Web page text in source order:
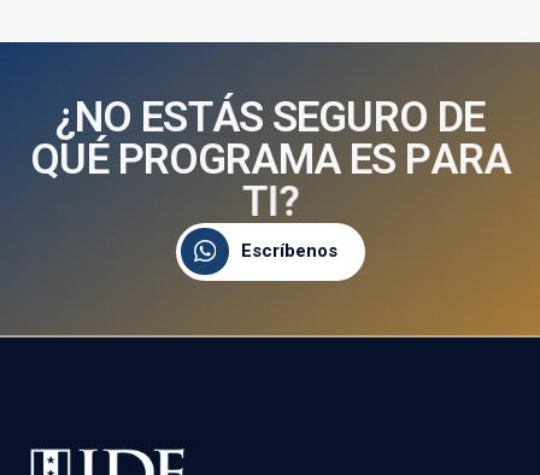
¿NO ESTÁS SEGURO DE
QUÉ PROGRAMA ES PARA
TI?
Escríbenos